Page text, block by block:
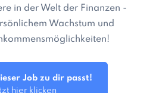
in der Welt der Finanzen -
Wachstum und
Job zu dir passt!
hier klicken